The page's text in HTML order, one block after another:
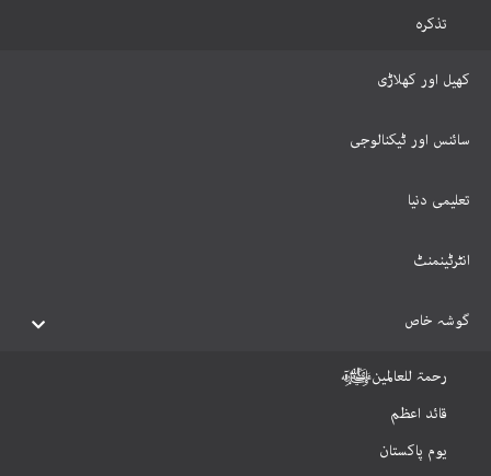
تذکرہ
کھیل اور کھلاڑی
سائنس اور ٹیکنالوجی
تعلیمی دنیا
انٹرٹینمنٹ
گوشہ خاص
رحمۃ للعالمینﷺ
قائد اعظم
یوم پاکستان